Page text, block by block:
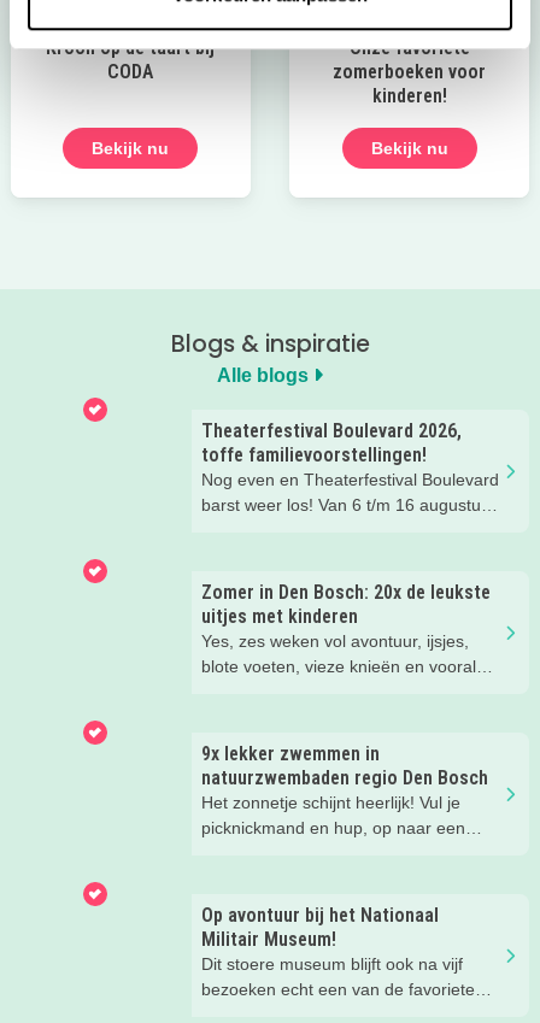
Kroon op de taart bij
CODA
Bekijk nu
Onze favoriete
zomerboeken voor
kinderen!
Bekijk nu
Blogs & inspiratie
Alle blogs
Theaterfestival Boulevard 2026,
toffe familievoorstellingen!
Nog even en Theaterfestival Boulevard
barst weer los! Van 6 t/m 16 augustus
jeugdvoorstellingen, creatieve
workshops, straattheater en het
gezellige familieplein IK MAAK MEE.
Omdat er iedere dag zoveel te beleven
gezin past.
Zomer in Den Bosch: 20x de leukste
uitjes met kinderen
Yes, zes weken vol avontuur, ijsjes,
blote voeten, vieze knieën en vooral
zomertips, een gratis bucketlist én
zelfs een exclusieve Kidsproof-deal
voor je verzameld.
9x lekker zwemmen in
natuurzwembaden regio Den Bosch
Het zonnetje schijnt heerlijk! Vul je
picknickmand en hup, op naar een
het hele gezin. In het water, op het
strand, in de speeltuin of in het gras!
Tijd om lekker aftekoelen in het
zwemwater.
Op avontuur bij het Nationaal
Militair Museum!
Dit stoere museum blijft ook na vijf
bezoeken echt een van de favoriete